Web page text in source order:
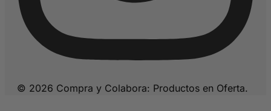
© 2026 Compra y Colabora: Productos en Oferta.